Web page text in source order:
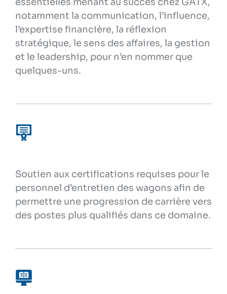
essentielles menant au succès chez GATX,
notamment la communication, l’influence,
l’expertise financière, la réflexion
stratégique, le sens des affaires, la gestion
et le leadership, pour n’en nommer que
quelques-uns.
Soutien aux certifications requises pour le
personnel d’entretien des wagons afin de
permettre une progression de carrière vers
des postes plus qualifiés dans ce domaine.